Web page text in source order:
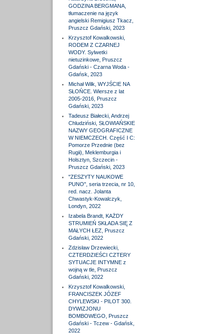
GODZINA BERGMANA,
tłumaczenie na język
angielski Remigiusz Tkacz,
Pruszcz Gdański, 2023
Krzysztof Kowalkowski,
RODEM Z CZARNEJ
WODY. Sylwetki
nietuzinkowe, Pruszcz
Gdański - Czarna Woda -
Gdańsk, 2023
Michał Wilk, WYJŚCIE NA
SŁOŃCE. Wiersze z lat
2005-2016, Pruszcz
Gdański, 2023
Tadeusz Białecki, Andrzej
Chludziński, SŁOWIAŃSKIE
NAZWY GEOGRAFICZNE
W NIEMCZECH. Część I C:
Pomorze Przednie (bez
Rugii), Meklemburgia i
Holsztyn, Szczecin -
Pruszcz Gdański, 2023
"ZESZYTY NAUKOWE
PUNO", seria trzecia, nr 10,
red. nacz. Jolanta
Chwastyk-Kowalczyk,
Londyn, 2022
Izabela Brandt, KAŻDY
STRUMIEŃ SKŁADA SIĘ Z
MAŁYCH ŁEZ, Pruszcz
Gdański, 2022
Zdzisław Drzewiecki,
CZTERDZIEŚCI CZTERY
SYTUACJE INTYMNE z
wojną w tle, Pruszcz
Gdański, 2022
Krzysztof Kowalkowski,
FRANCISZEK JÓZEF
CHYLEWSKI - PILOT 300.
DYWIZJONU
BOMBOWEGO, Pruszcz
Gdański - Tczew - Gdańsk,
2022